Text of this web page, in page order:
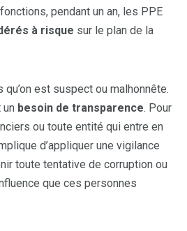
pendant un an, les PPE
à risque sur le plan de la
est suspect ou malhonnête.
besoin de transparence. Pour
ou toute entité qui entre en
d’appliquer une vigilance
toute tentative de corruption ou
que ces personnes